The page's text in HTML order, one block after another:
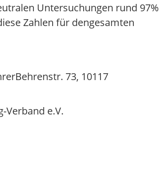
Untersuchungen rund 97%
Zahlen für dengesamten
73, 10117
Verband e.V.